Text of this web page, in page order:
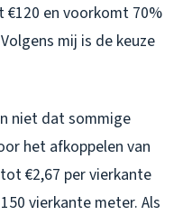
en voorkomt 70%
mij is de keuze
niet dat sommige
het afkoppelen van
€2,67 per vierkante
vierkante meter. Als